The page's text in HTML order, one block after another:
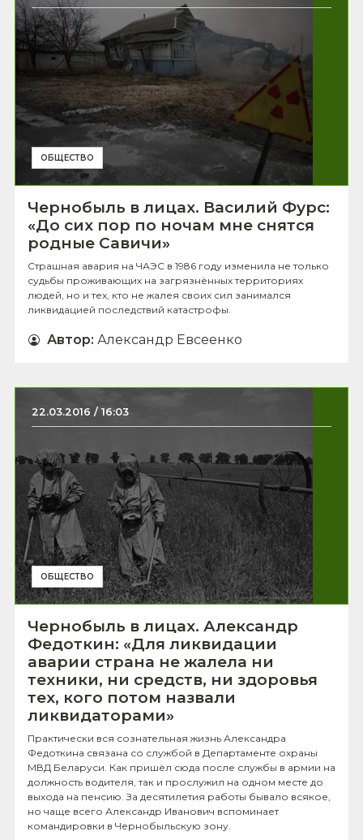
ОБЩЕСТВО
Чернобыль в лицах. Василий Фурс:
«До сих пор по ночам мне снятся
родные Савичи»
Страшная авария на ЧАЭС в 1986 году изменила не только
судьбы проживающих на загрязнённых территориях
людей, но и тех, кто не жалея своих сил занимался
ликвидацией последствий катастрофы.
Автор: Александр Евсеенко
22.03.2016 / 16:03
ОБЩЕСТВО
Чернобыль в лицах. Александр
Федоткин: «Для ликвидации
аварии страна не жалела ни
техники, ни средств, ни здоровья
тех, кого потом назвали
ликвидаторами»
Практически вся сознательная жизнь Александра
Федоткина связа­на со службой в Департаменте охраны
МВД Беларуси. Как пришёл сюда после службы в армии на
должность водите­ля, так и прослужил на одном месте до
выхода на пенсию. За десятилетия работы бывало вся­кое,
но чаще всего Александр Ивано­вич вспоминает
командировки в Чер­нобыльскую зону.